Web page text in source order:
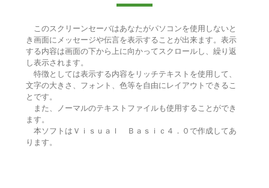
このスクリーンセーバはあなたがパソコンを使用しないと
き画面にメッセージや伝言を表示することが出来ます。表示
する内容は画面の下から上に向かってスクロールし、繰り返
し表示されます。
特徴としては表示する内容をリッチテキストを使用して、
文字の大きさ、フォント、色等を自由にレイアウトできるこ
とです。
また、ノーマルのテキストファイルも使用することができ
ます。
本ソフトはＶｉｓｕａｌ Ｂａｓｉｃ４．０で作成してあ
ります。